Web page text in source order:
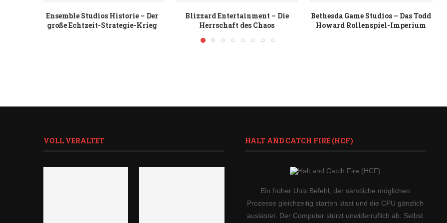
Blizzard Entertainment – Die
Herrschaft des Chaos
Bethesda Game Studios – Das Todd
Howard Rollenspiel-Imperium
Origin Systems – Richard
Garriotts Ultima und die...
VOLL VERALTET HALT AND CATCH FIRE (HCF)
Ein früher Unix Befehl, der sämtliche möglichen
Prozesse gleichzeitig starten lässt und die CPU gänzlich
auslastet. Der Computer stürzt unwiderruflich ab. Selbst